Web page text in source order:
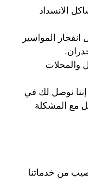
الانسداد
المواسير
والمحلات
نوصل لك في
مع المشكلة
من خدماتنا